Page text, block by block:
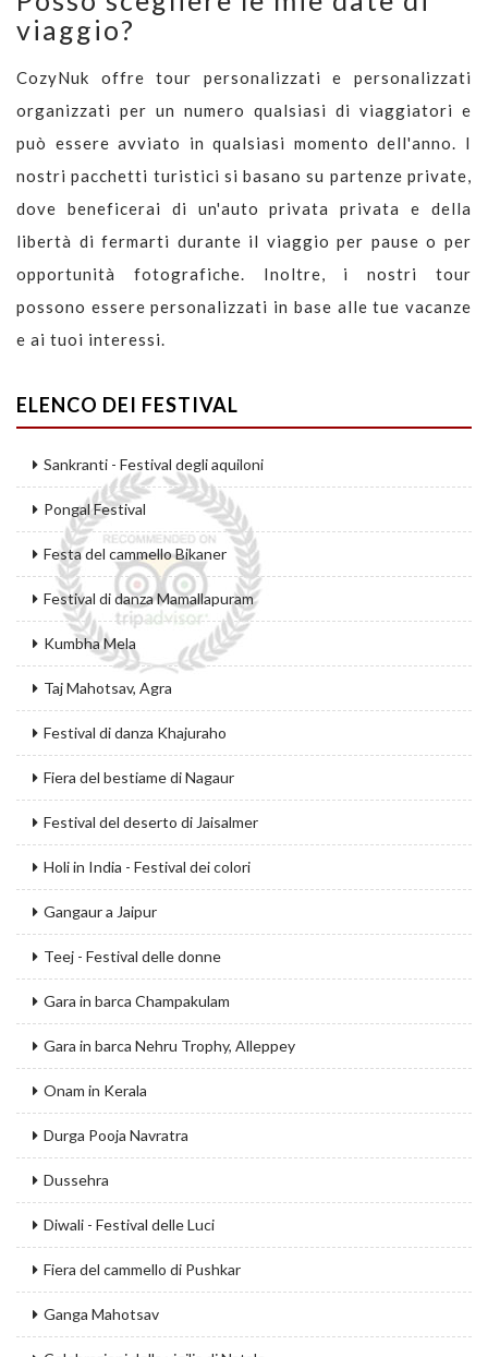
viaggio?
CozyNuk offre tour personalizzati e personalizzati
organizzati per un numero qualsiasi di viaggiatori e
può essere avviato in qualsiasi momento dell'anno. I
nostri pacchetti turistici si basano su partenze private,
dove beneficerai di un'auto privata privata e della
libertà di fermarti durante il viaggio per pause o per
opportunità fotografiche. Inoltre, i nostri tour
possono essere personalizzati in base alle tue vacanze
e ai tuoi interessi.
ELENCO DEI FESTIVAL
Sankranti - Festival degli aquiloni
Pongal Festival
Festa del cammello Bikaner
Festival di danza Mamallapuram
Kumbha Mela
Taj Mahotsav, Agra
Festival di danza Khajuraho
Fiera del bestiame di Nagaur
Festival del deserto di Jaisalmer
Holi in India - Festival dei colori
Gangaur a Jaipur
Teej - Festival delle donne
Gara in barca Champakulam
Gara in barca Nehru Trophy, Alleppey
Onam in Kerala
Durga Pooja Navratra
Dussehra
Diwali - Festival delle Luci
Fiera del cammello di Pushkar
Ganga Mahotsav